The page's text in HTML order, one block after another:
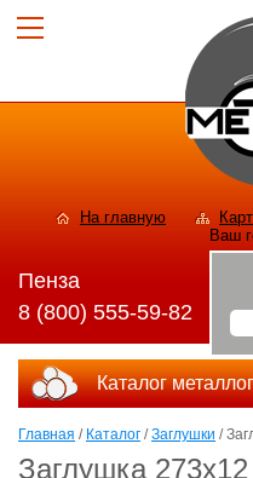
На главную
Ваш
Пенза
8 (800) 555-59-82
Каталог
Главная / Каталог /Заглушки /
Заглушка